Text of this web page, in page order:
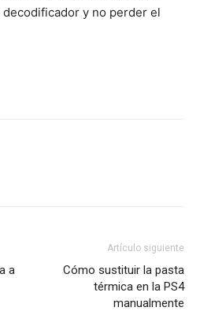
y no perder el
a
Artículo siguiente
Cómo sustituir la pasta
térmica en la PS4
manualmente